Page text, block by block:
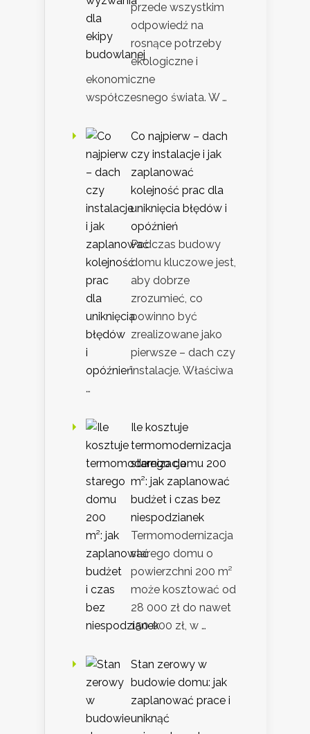
przede wszystkim
odpowiedź na
rosnące potrzeby
ekologiczne i
ekonomiczne
współczesnego świata. W …
Co najpierw – dach
czy instalacje i jak
zaplanować
kolejność prac dla
uniknięcia błędów i
opóźnień
Podczas budowy
domu kluczowe jest,
aby dobrze
zrozumieć, co
powinno być
zrealizowane jako
pierwsze – dach czy
instalacje. Właściwa
…
Ile kosztuje
termomodernizacja
starego domu 200
m²: jak zaplanować
budżet i czas bez
niespodzianek
Termomodernizacja
starego domu o
powierzchni 200 m²
może kosztować od
28 000 zł do nawet
150 000 zł, w …
Stan zerowy w
budowie domu: jak
zaplanować prace i
uniknąć